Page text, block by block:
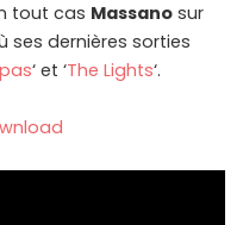
tout cas Massano sur
ses dernières sorties
‘ et ‘The Lights‘.